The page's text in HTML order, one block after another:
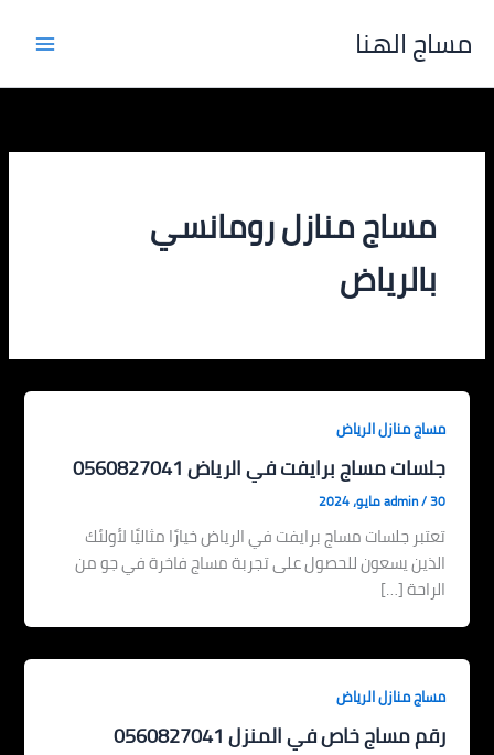
مساج الهنا
مساج منازل رومانسي
بالرياض
مساج منازل الرياض
جلسات مساج برايفت في الرياض 0560827041
admin/30 مايو، 2024
تعتبر جلسات مساج برايفت في الرياض خيارًا مثاليًا لأولئك
الذين يسعون للحصول على تجربة مساج فاخرة في جو من
الراحة […]
مساج منازل الرياض
رقم مساج خاص في المنزل 0560827041